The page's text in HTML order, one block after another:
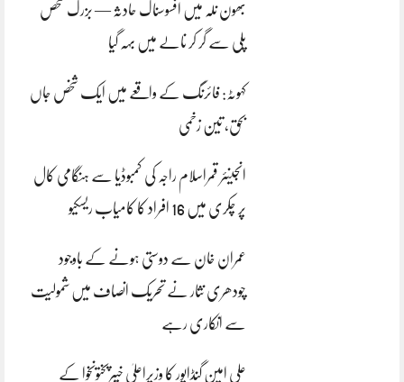
بھون نلہ میں افسوسناک حادثہ — بزرگ شخص
پلی سے گر کر نالے میں بہہ گیا
کہوٹہ: فائرنگ کے واقعے میں ایک شخص جاں
بحق، تین زخمی
انجینئر قمراسلام راجہ کی کمبوڈیا سے ہنگامی کال
پر چکری میں 16 افراد کا کامیاب ریسکیو
عمران خان سے دوستی ہونے کے باوجود
چودھری نثار نے تحریک انصاف میں شمولیت
سے انکاری رہے
علی امین گنڈاپور کا وزیراعلیٰ خیبرپختونخوا کے